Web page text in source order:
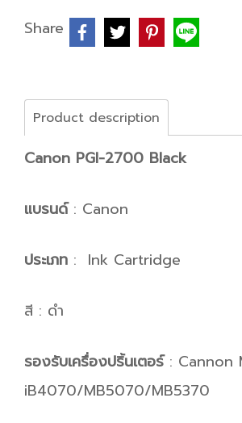
Share
Product description
Canon PGI-2700 Black
แบรนด์: Canon
ประเภท : Ink Cartridge
สี : ดำ
รองรับเครื่องปริ้นเตอร์: Cannon
iB4070/MB5070/MB5370